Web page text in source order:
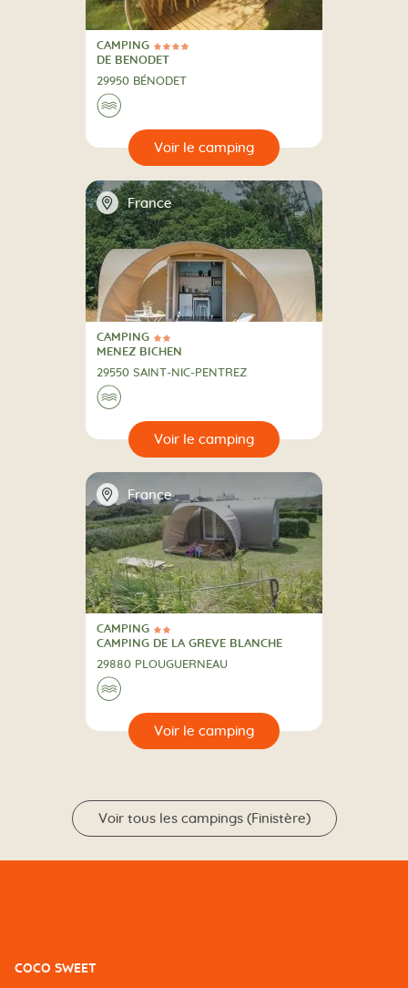
4 Étoiles
CAMPING
CAMPING
DE BENODET
29950 BÉNODET
Au bord de l'eau
🌊
📍 France
2 Étoiles
CAMPING
CAMPING
MENEZ BICHEN
29550 SAINT-NIC-PENTREZ
Au bord de l'eau
🌊
📍 France
2 Étoiles
CAMPING
CAMPING
CAMPING DE LA GREVE BLANCHE
29880 PLOUGUERNEAU
Au bord de l'eau
🌊
Voir tous les campings (Finistère)
COCO SWEET